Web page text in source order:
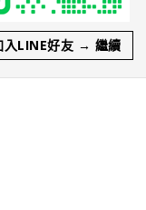
入LINE好友 → 繼續